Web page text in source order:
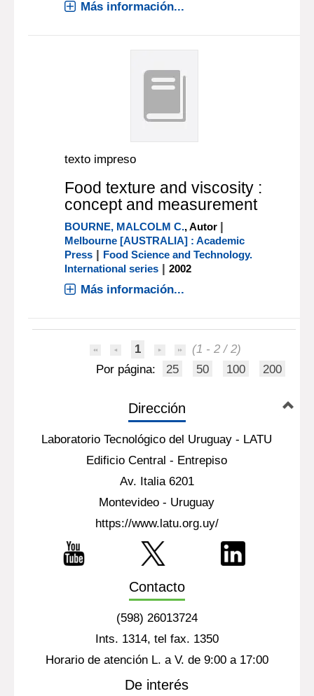
Más información...
texto impreso
Food texture and viscosity :
concept and measurement
BOURNE, MALCOLM C., Autor |
Melbourne [AUSTRALIA] : Academic
Press | Food Science and Technology.
International series |2002
Más información...
1
(1 - 2 / 2)
Por página:
25 50 100 200
Dirección
Laboratorio Tecnológico del Uruguay - LATU
Edificio Central - Entrepiso
Av. Italia 6201
Montevideo - Uruguay
https://www.latu.org.uy/
Contacto
(598) 26013724
Ints. 1314, tel fax. 1350
Horario de atención L. a V. de 9:00 a 17:00
De interés